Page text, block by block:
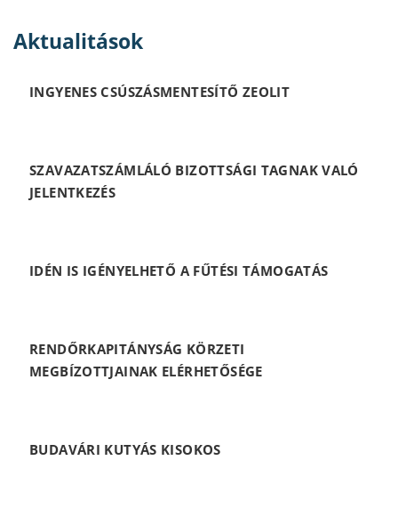
Aktualitások
INGYENES CSÚSZÁSMENTESÍTŐ ZEOLIT
SZAVAZATSZÁMLÁLÓ BIZOTTSÁGI TAGNAK VALÓ
JELENTKEZÉS
IDÉN IS IGÉNYELHETŐ A FŰTÉSI TÁMOGATÁS
RENDŐRKAPITÁNYSÁG KÖRZETI
MEGBÍZOTTJAINAK ELÉRHETŐSÉGE
BUDAVÁRI KUTYÁS KISOKOS